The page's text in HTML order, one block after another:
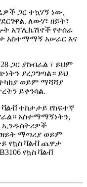
ጋር ተኳሃኝ ነው,
ለውሃ፣ ዘይት፣
አፕሊኬሽኖች የተሰራ
አስተማማኝ አሠራር እና
ጋር ያከብራል ፣ ይህም
ያረጋግጣል። ይህ
ወይም ማሻሻያ
ይቀንሳል.
ቫልቭ ተከታታይ የከፍተኛ
አስተማማኝነትን,
ኢንዱስትሪዎች
ማጣሪያ ወይም
የኳስ ቫልቭ ጨዋታ
የኳስ ቫልቭ